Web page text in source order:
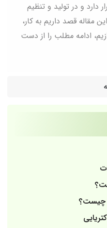
دارد و در تولید و تنظیم
مقاله قصد داریم به کار،
ادامه مطلب را از دست
چیست؟